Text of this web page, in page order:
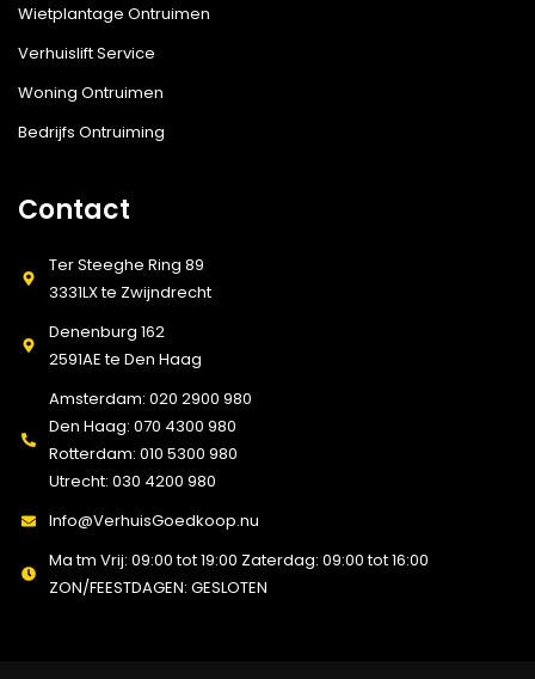
Wietplantage Ontruimen
Verhuislift Service
Woning Ontruimen
Bedrijfs Ontruiming
Contact
Ter Steeghe Ring 89
3331LX te Zwijndrecht
Denenburg 162
2591AE te Den Haag
Amsterdam: 020 2900 980
Den Haag: 070 4300 980
Rotterdam: 010 5300 980
Utrecht: 030 4200 980
Info@VerhuisGoedkoop.nu
Ma tm Vrij: 09:00 tot 19:00 Zaterdag: 09:00 tot 16:00
ZON/FEESTDAGEN: GESLOTEN